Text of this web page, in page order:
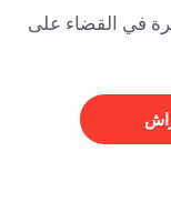
في القضاء على